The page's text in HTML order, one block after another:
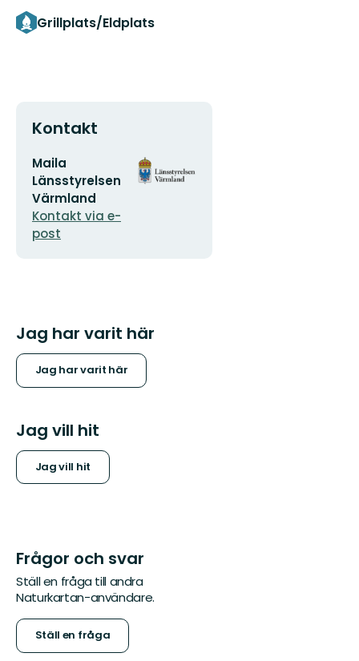
Grillplats/Eldplats
Kontakt
E-
postadress
Maila
Länsstyrelsen
Värmland
Kontakt via e-
post
Organisationens
logotyp
Jag har varit här
Jag har varit här
Jag vill hit
Jag vill hit
Frågor och svar
Ställ en fråga till andra
Naturkartan-användare.
Ställ en fråga